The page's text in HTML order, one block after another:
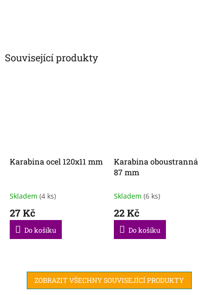
Související produkty
Karabina ocel 120x11 mm
Skladem (4 ks)
27 Kč
Do košíku
Karabina oboustranná
87 mm
Skladem (6 ks)
22 Kč
Do košíku
ZOBRAZIT VŠECHNY SOUVISEJÍCÍ PRODUKTY